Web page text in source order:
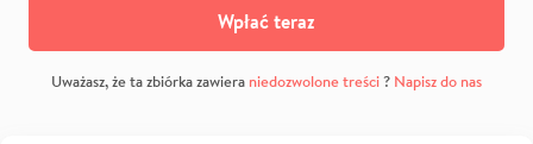
Wpłać teraz
Uważasz, że ta zbiórka zawiera niedozwolone treści? Napisz do nas